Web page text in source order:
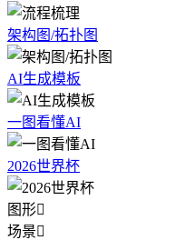
架构图/拓扑图
AI生成模板
一图看懂AI
2026世界杯
图形
场景